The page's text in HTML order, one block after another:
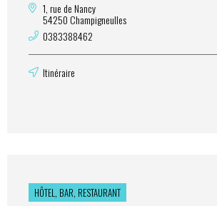
1, rue de Nancy
54250 Champigneulles
0383388462
Itinéraire
HÔTEL, BAR, RESTAURANT